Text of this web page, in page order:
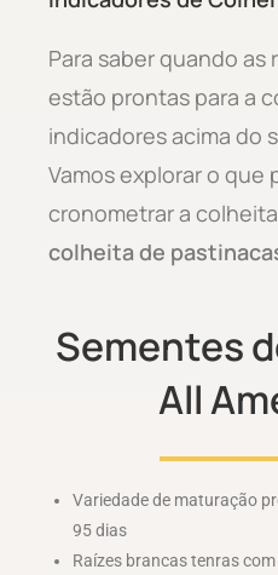
Para saber quando
estão prontas para a
indicadores acima do
Vamos explorar o que
cronometrar a
colheita de
Sementes
All
Variedade de maturação
95 dias
Raízes brancas tenras